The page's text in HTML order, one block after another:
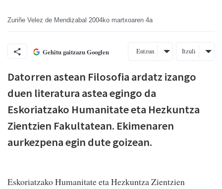
Zuriñe Velez de Mendizabal 2004ko martxoaren 4a
Gehitu gaitzazu Googlen Entzun Itzuli
Datorren astean Filosofia ardatz izango
duen literatura astea egingo da
Eskoriatzako Humanitate eta Hezkuntza
Zientzien Fakultatean. Ekimenaren
aurkezpena egin dute goizean.
Eskoriatzako Humanitate eta Hezkuntza Zientzien